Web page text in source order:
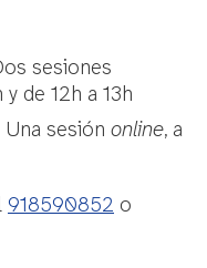
sesiones
de 12h a 13h
Una sesiónonline, a
918590852 o